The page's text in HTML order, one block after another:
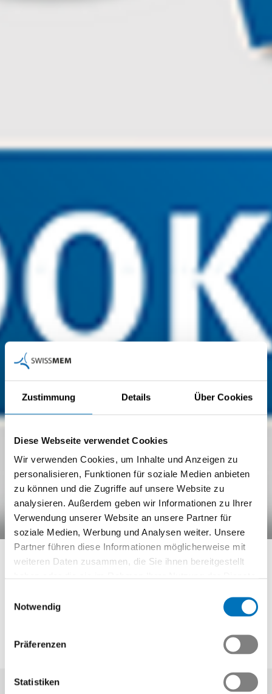
Zustimmung Details Über Cookies
Diese Webseite verwendet Cookies
Wir verwenden Cookies, um Inhalte und Anzeigen zu
personalisieren, Funktionen für soziale Medien anbieten
zu können und die Zugriffe auf unsere Website zu
analysieren. Außerdem geben wir Informationen zu Ihrer
Verwendung unserer Website an unsere Partner für
soziale Medien, Werbung und Analysen weiter. Unsere
Partner führen diese Informationen möglicherweise mit
weiteren Daten zusammen, die Sie ihnen bereitgestellt
Notwendig
Präferenzen
Statistiken
Schulungen zum
Gebrauch der neuen
interaktiven Swissmem
eBOOK «MachineWorld»
Schulungen zum Gebrauch der neuen interaktiven Swissmem
eBOOK «MachineWorld» und «TopDesign»